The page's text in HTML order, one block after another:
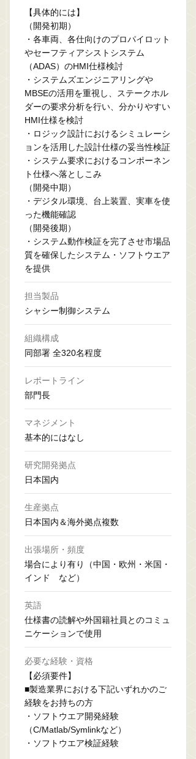
【具体的には】
（開発初期）
・各車両、各仕向けのプロパイロット
やセーフティアシストシステム
（ADAS）のHMI仕様検討
・システムズエンジニアリングや
MBSEの活用を重視し、ステークホル
ダーの要求分析を行い、分かりやすい
HMI仕様を検討
・ロジック設計におけるシミュレーシ
ョンを活用した設計仕様の妥当性検証
・システム要求におけるコンポーネン
ト仕様へ落としこみ
（開発中期）
・デジタル環境、台上装置、実車を使
った機能確認
（開発後期）
・システム動作検証を完了させ市場品
質を確保したシステム・ソフトウエア
を提供
担当製品
シャシー制御システム
組織構成
同部署 全320名程度
レポートライン
部門長
マネジメント
基本的にはなし
研究開発拠点
日本国内
生産拠点
日本国内＆海外拠点複数
出張場所・頻度
場合により有り（中国・欧州・米国・
インド など）
英語
仕様書の読解や外国籍社員とのコミュ
ニケーションで使用
必要な経験・資格
【必須要件】
■製造業界における下記いずれかのご
経験をお持ちの方
・ソフトウエア開発経験
（C/Matlab/Symlinkなど）
・ソフトウエア検証経験